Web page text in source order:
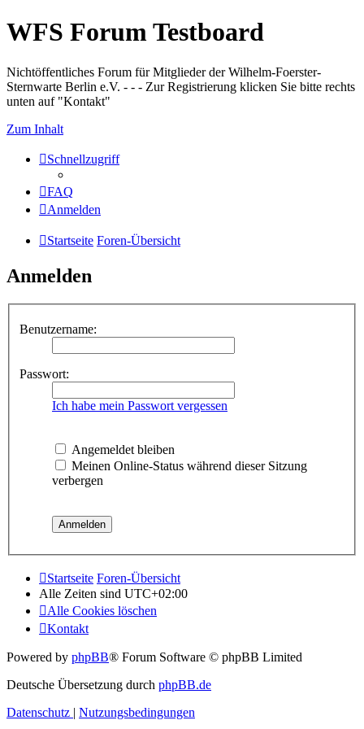
WFS Forum Testboard
Nichtöffentliches Forum für Mitglieder der Wilhelm-Foerster-
Sternwarte Berlin e.V. - - - Zur Registrierung klicken Sie bitte rechts
unten auf "Kontakt"
Zum Inhalt
Schnellzugriff
FAQ
Anmelden
Startseite Foren-Übersicht
Anmelden
Benutzername:
Passwort:
Ich habe mein Passwort vergessen
Angemeldet bleiben
Meinen Online-Status während dieser Sitzung
verbergen
Startseite Foren-Übersicht
Alle Zeiten sind UTC+02:00
Alle Cookies löschen
Kontakt
Powered by phpBB® Forum Software © phpBB Limited
Deutsche Übersetzung durch phpBB.de
Datenschutz | Nutzungsbedingungen